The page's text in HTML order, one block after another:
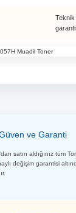
Teknik
ve Garanti
satın aldığınız tüm
değişim garantisi